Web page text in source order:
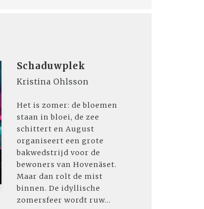
Schaduwplek
Kristina Ohlsson
Het is zomer: de bloemen
staan in bloei, de zee
schittert en August
organiseert een grote
bakwedstrijd voor de
bewoners van Hovenäset.
Maar dan rolt de mist
binnen. De idyllische
zomersfeer wordt ruw...